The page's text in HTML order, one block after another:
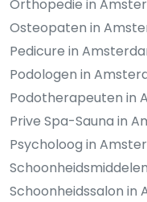
Orthopedie in
Osteopaten in
Pedicure in
Podologen in
Podotherapeuten in
Prive Spa-Sauna in
Psycholoog in
Schoonheidssalon in